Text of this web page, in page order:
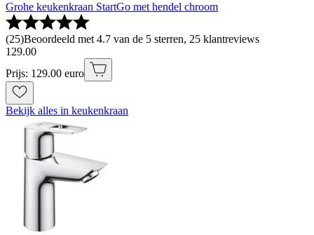
Grohe keukenkraan StartGo met hendel chroom
(25)Beoordeeld met 4.7 van de 5 sterren, 25 klantreviews
129.00
Prijs: 129.00 euro
Bekijk alles in keukenkraan